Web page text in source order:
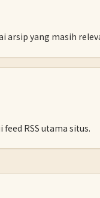
arsip yang masih
RSS utama situs.